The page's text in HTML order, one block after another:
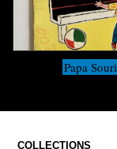
Papa
COLLECTIONS